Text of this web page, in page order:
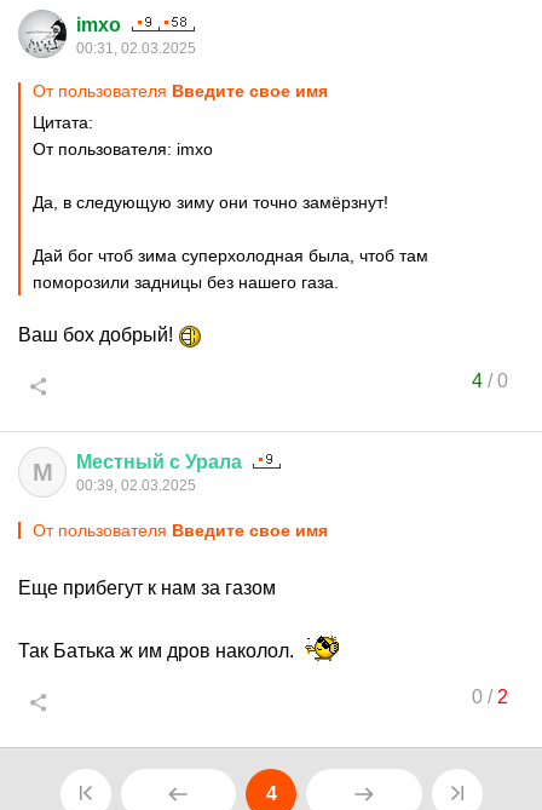
imxo
00:31, 02.03.2025
От пользователя Введите свое имя
Цитата:
От пользователя: imxo
Да, в следующую зиму они точно замёрзнут!
Дай бог чтоб зима суперхолодная была, чтоб там
поморозили задницы без нашего газа.
Ваш бох добрый!
4/0
М Местный с Урала
00:39, 02.03.2025
От пользователя Введите свое имя
Еще прибегут к нам за газом
Так Батька ж им дров наколол.
0/ 2
4